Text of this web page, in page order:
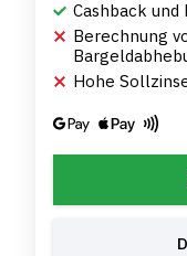
Cashback und
Berechnung
Hohe